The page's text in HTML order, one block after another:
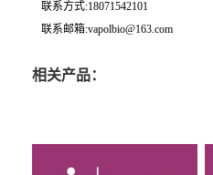
联系方式:18071542101
联系邮箱:vapolbio@163.com
相关产品：